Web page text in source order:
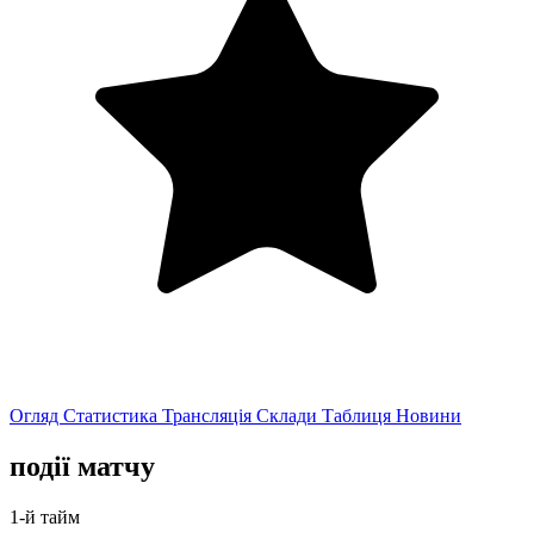
Огляд Статистика Трансляція Склади Таблиця Новини
події матчу
1-й тайм